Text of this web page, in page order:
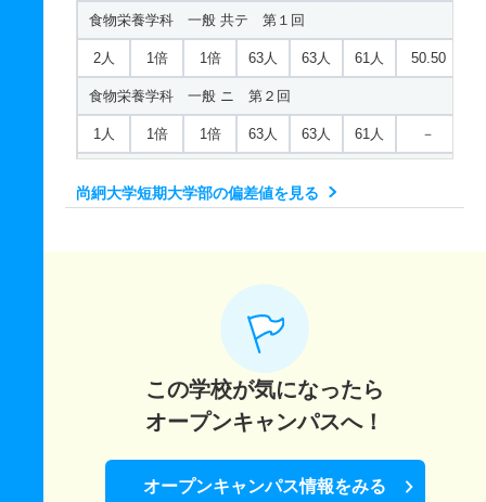
食物栄養学科 一般 共テ 第１回
2人 1倍 1倍 63人 63人 61人 50.50
食物栄養学科 一般 ニ 第２回
1人 1倍 1倍 63人 63人 61人 －
1人 1倍 1倍 63人 63人 61人 －
－
幼児教育学科 一般 第１回
幼児教育学科 一般 第２回
50人
幼児教育学科 一般 第３回
尚絅大学短期大学部の偏差値を見る
この学校が気になったら
オープンキャンパスへ！
オープンキャンパス情報をみる